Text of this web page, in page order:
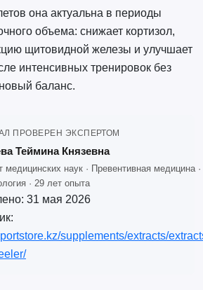
она актуальна в периоды
объема: снижает кортизол,
щитовидной железы и улучшает
интенсивных тренировок без
баланс.
ПРОВЕРЕН ЭКСПЕРТОМ
Теймина Князевна
медицинских наук · Превентивная медицина ·
· 29 лет опыта
31 мая 2026
supplements/extracts/